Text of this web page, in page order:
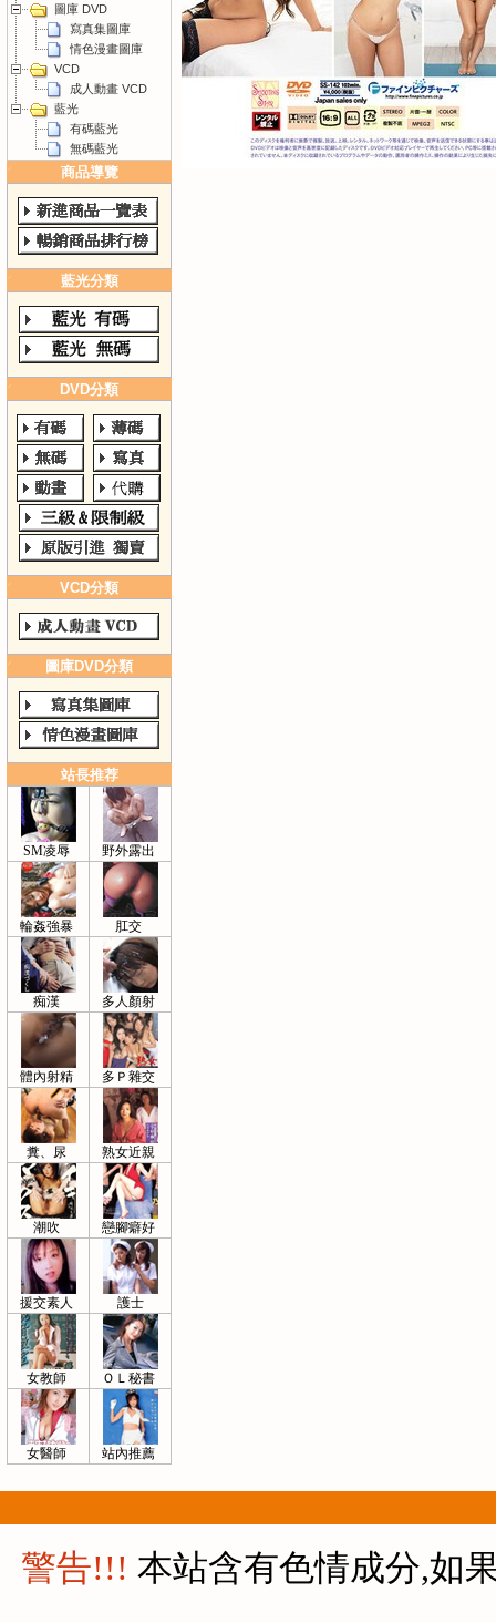
圖庫 DVD
寫真集圖庫
情色漫畫圖庫
VCD
成人動畫 VCD
藍光
有碼藍光
無碼藍光
商品導覽
藍光分類
DVD分類
VCD分類
圖庫DVD分類
站長推荐
SM凌辱 野外露出
輪姦強暴 肛交
痴漢 多人顏射
體內射精 多Ｐ雜交
糞、尿 熟女近親
潮吹 戀腳癖好
援交素人 護士
女教師 ＯＬ秘書
女醫師 站內推薦
警告!!! 本站含有色情成分,如